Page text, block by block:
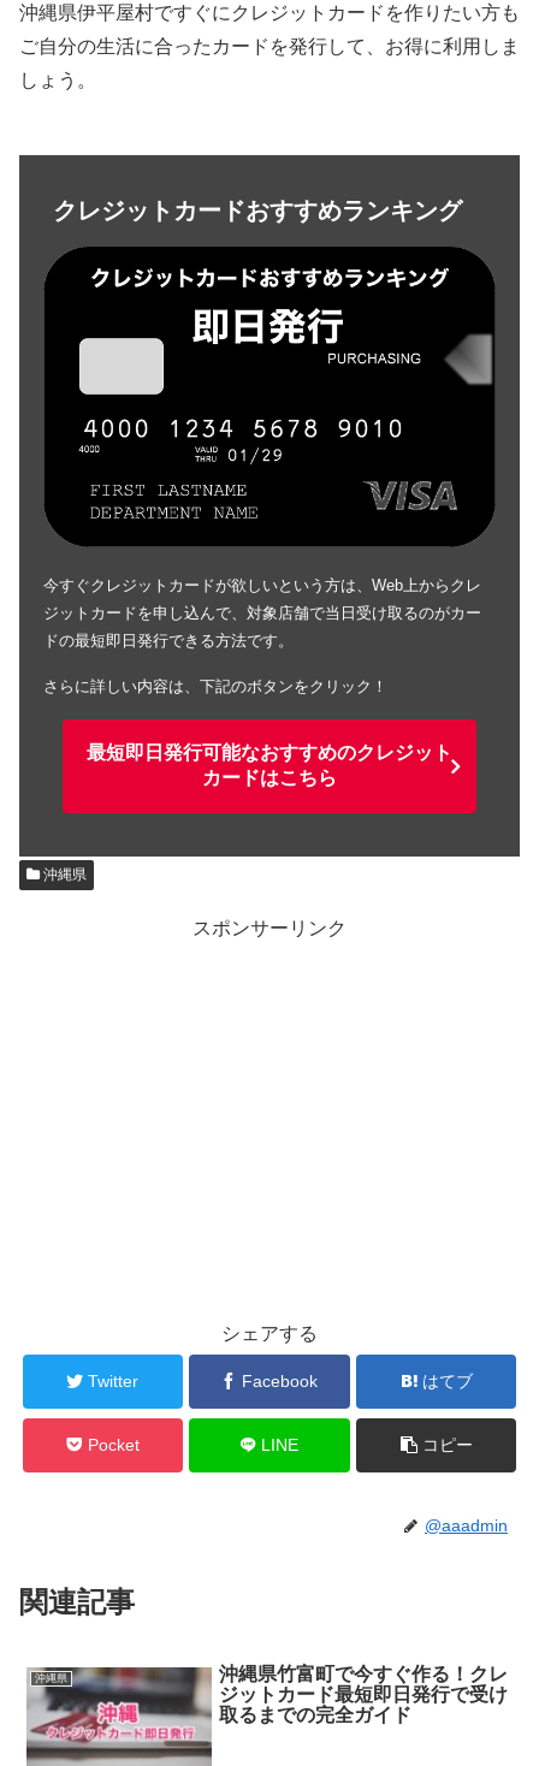
沖縄県伊平屋村ですぐにクレジットカードを作りたい方も
ご自分の生活に合ったカードを発行して、お得に利用しま
しょう。
クレジットカードおすすめランキング
今すぐクレジットカードが欲しいという方は、Web上からクレ
ジットカードを申し込んで、対象店舗で当日受け取るのがカー
ドの最短即日発行できる方法です。
さらに詳しい内容は、下記のボタンをクリック！
最短即日発行可能なおすすめのクレジット
カードはこちら
沖縄県
スポンサーリンク
シェアする
Twitter Facebook はてブ
Pocket LINE コピー
@aaadmin
関連記事
沖縄県
沖縄県竹富町で今すぐ作る！クレ
ジットカード最短即日発行で受け
取るまでの完全ガイド